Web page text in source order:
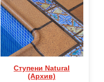
Ступени Natural
(Архив)